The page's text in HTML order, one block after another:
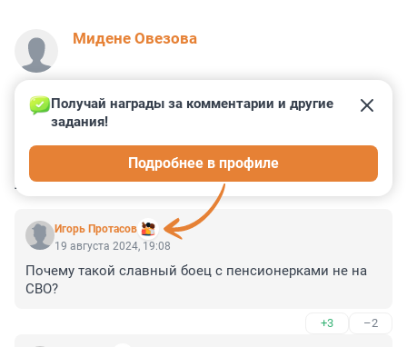
Мидене Овезова
КОММЕНТАРИИ 5
Игорь Протасов
Получай награды за комментарии и другие
задания!
Подробнее в профиле
19 августа 2024, 19:08
Почему такой славный боец с пенсионерками не на
СВО?
+3 –2